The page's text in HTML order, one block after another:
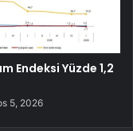
Endeksi Yüzde 1,2
5, 2026